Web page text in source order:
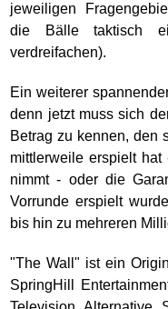
jeweiligen
die Bälle taktisch
verdreifachen).
Ein weiterer
denn jetzt muss sich
Betrag zu kennen, den
mittlerweile erspielt
nimmt - oder die
Vorrunde erspielt
bis hin zu mehreren
"The Wall" ist ein
SpringHill